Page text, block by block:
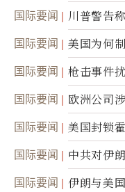
国际要闻 川普警告
国际要闻 美国为何
国际要闻
枪击事件
职责
国际要闻
欧洲公司
美军基地
国际要闻 美国封锁
国际要闻
中共对伊
接技术转
国际要闻 伊朗与美